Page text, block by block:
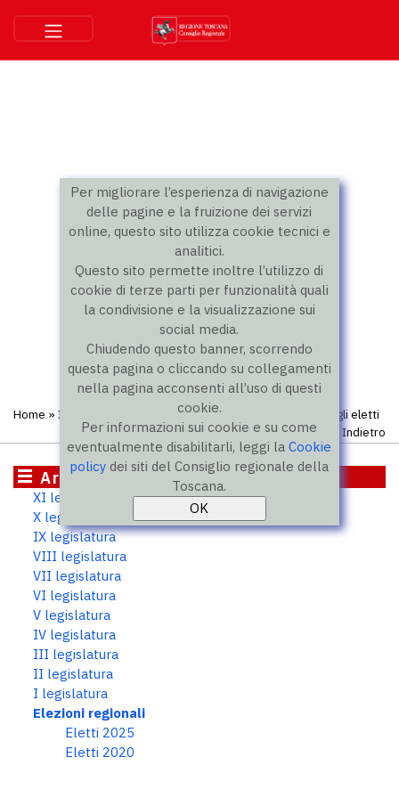
Per migliorare l’esperienza di navigazione
delle pagine e la fruizione dei servizi
online, questo sito utilizza cookie tecnici e
analitici.
Questo sito permette inoltre l’utilizzo di
cookie di terze parti per funzionalità quali
la condivisione e la visualizzazione sui
social media.
Chiudendo questo banner, scorrendo
questa pagina o cliccando su collegamenti
nella pagina acconsenti all’uso di questi
cookie.
Per informazioni sui cookie e su come
eventualmente disabilitarli, leggi laCookie
policy dei siti del Consiglio regionale della
Toscana.
Home » Istituzione Elezioni regionali»
Elenco completo degli eletti
Indietro
Archivio storico
XI legislatura
X legislatura
IX legislatura
VIII legislatura
VII legislatura
VI legislatura
V legislatura
IV legislatura
III legislatura
II legislatura
I legislatura
Elezioni regionali
Eletti 2025
Eletti 2020